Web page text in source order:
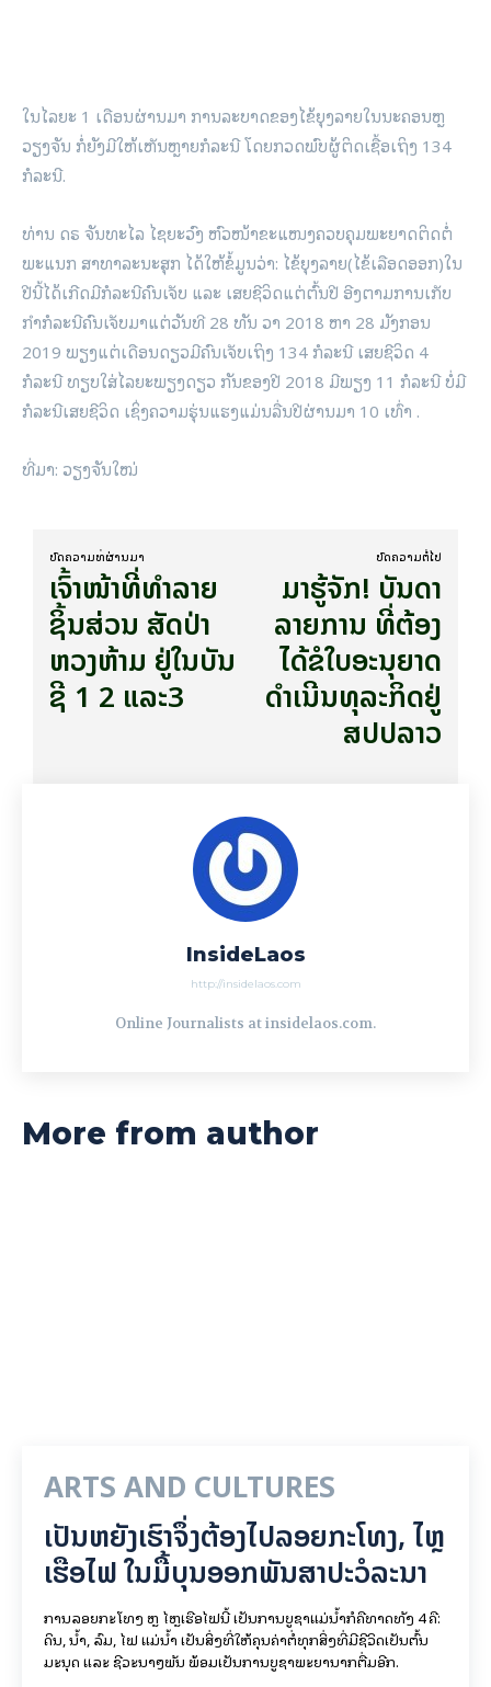
ໃນໄລຍະ 1 ເດືອນຜ່ານມາ ການລະບາດຂອງໄຂ້ຍຸງລາຍໃນນະຄອນຫຼ
ວຽງຈັນ ກໍ່ຍັງມີໃຫ້ເຫັນຫຼາຍກໍລະນີ ໂດຍກວດພົບຜູ້ຕິດເຊື້ອເຖິງ 134
ກໍລະນີ.
ທ່ານ ດຣ ຈັນທະໄລ ໄຊຍະວົງ ຫົວໜ້າຂະແໜງຄວບຄຸມພະຍາດຕິດຕໍ່
ພະແນກ ສາທາລະນະສຸກ ໄດ້ໃຫ້ຂໍ້ມູນວ່າ: ໄຂ້ຍຸງລາຍ(ໄຂ້ເລືອດອອກ)ໃນ
ປີນີ້ໄດ້ເກີດມີກໍລະນີຄົນເຈັບ ແລະ ເສຍຊີວິດແຕ່ຕົ້ນປີ ອີງຕາມການເກັບ
ກຳກໍລະນີຄົນເຈັບມາແຕ່ວັນທີ 28 ທັນ ວາ 2018 ຫາ 28 ມັງກອນ
2019 ພຽງແຕ່ເດືອນດຽວມີຄົນເຈັບເຖິງ 134 ກໍລະນີ ເສຍຊີວິດ 4
ກໍລະນີ ທຽບໃສ່ໄລຍະພຽງດຽວ ກັນຂອງປີ 2018 ມີພຽງ 11 ກໍລະນີ ບໍ່ມີ
ກໍລະນີເສຍຊີວິດ ເຊິ່ງຄວາມຮຸ່ນແຮງແມ່ນລື່ນປີຜ່ານມາ 10 ເທົ່າ .
ທີ່​ມາ: ວຽງ​ຈັນ​ໃໝ່
ບົດ​ຄວາມ​ທີ່​ຜ່ານ​ມາ
ເຈົ້າ​ໜ້າ​ທີ່ທໍາລາຍ
ຊິ້ນສ່ວນ ສັດປ່າ​
ຫວງ​ຫ້າມ ​ຢູ່​ໃນ​ບັນ​
ຊີ 1 2 ແລະ3
ບົດ​ຄວາມ​ຕໍ່​ໄປ
ມາ​ຮູ້​ຈັກ! ບັນດາ
ລາຍການ ທີ່ຕ້ອງ
ໄດ້ຂໍໃບອະນຸຍາດ
ດຳເນີນທຸລະກິດຢູ່
ສ​ປ​ປ​ລາວ
InsideLaos
http://insidelaos.com
Online Journalists at insidelaos.com.
More from author
ARTS AND CULTURES
ເປັນ​ຫຍັງ​ເຮົາ​ຈຶ່ງ​ຕ້ອງ​ໄປລອຍ​ກະ​ໂທງ, ໄຫຼ​
ເຮືອ​ໄຟ ໃນ​ມື້​​ບຸນ​ອອກ​ພັນ​ສາ​ປະ​ວໍ​ລະ​ນາ
ການລອຍ​ກະ​ໂທງ ຫຼື ໄຫຼເຮືອໄຟນີ້ ເປັນການບູຊາແມ່ນໍ້າກໍຄືທາດທັງ 4 ຄື:
ດິນ, ນໍ້າ, ລົມ, ໄຟ ແມ່ນໍ້າ ເປັນສິ່ງທີ່ໃຫ້ຄຸນຄ່າຕໍ່ທຸກສິ່ງທີ່ມີຊີວິດເປັນຕົ້ນ
ມະນຸດ ແລະ ຊີວະນາໆພັນ ພ້ອມເປັນການບູຊາພະຍານາກຕື່ມອີກ.